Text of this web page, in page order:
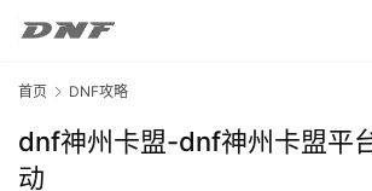
首页 DNF攻略
dnf神州卡盟-dnf神州卡盟平
动